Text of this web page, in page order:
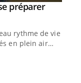
préparer
rythme de vie !
en plein air…